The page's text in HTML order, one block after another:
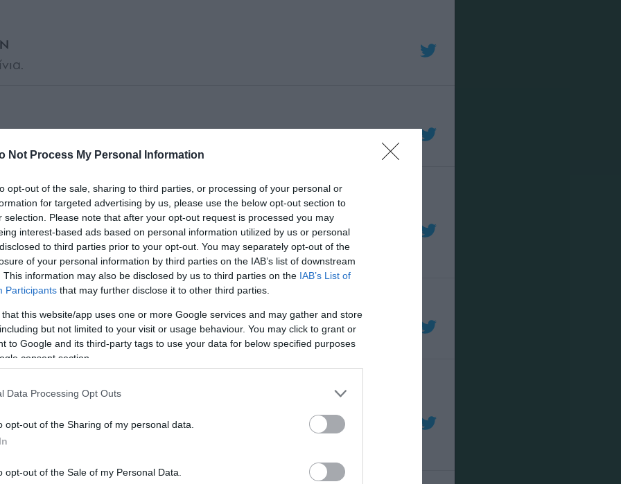
Not Process My Personal Information
opt-out of the sale, sharing to third parties, or processing of your personal or
for targeted advertising by us, please use the below opt-out section to
selection. Please note that after your opt-out request is processed you may
interest-based ads based on personal information utilized by us or personal
to third parties prior to your opt-out. You may separately opt-out of the
of your personal information by third parties on the IAB’s list of downstream
This information may also be disclosed by us to third parties on the IAB’s List of
Participants that may further disclose it to other third parties.
that this website/app uses one or more Google services and may gather and store
but not limited to your visit or usage behaviour. You may click to grant or
to Google and its third-party tags to use your data for below specified purposes
consent section.
Data Processing Opt Outs
opt-out of the Sharing of my personal data.
opt-out of the Sale of my Personal Data.